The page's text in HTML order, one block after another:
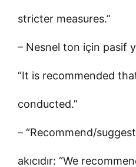
stricter measures.”
– Nesnel ton için pasif
“It is recommended
conducted.”
– “Recommend/
akıcıdır: “We